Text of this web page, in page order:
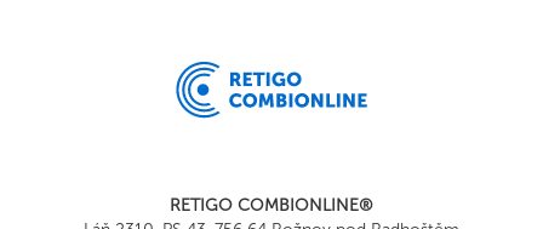
RETIGO COMBIONLINE®